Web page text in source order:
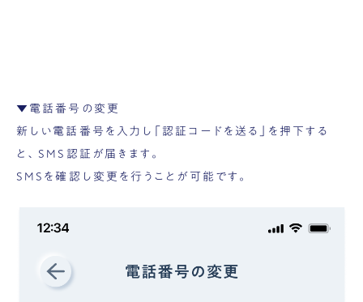
▼電話番号の変更
新しい電話番号を入力し「認証コードを送る」を押下する
と、SMS認証が届きます。
SMSを確認し変更を行うことが可能です。